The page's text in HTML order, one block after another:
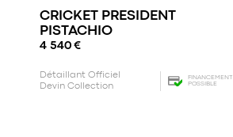
CRICKET PRESIDENT
PISTACHIO
4 540€
Détaillant Officiel
Devin Collection
FINANCEMENT
POSSIBLE